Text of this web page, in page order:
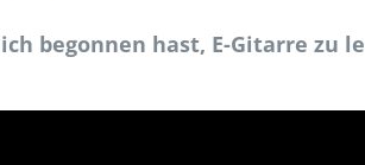
begonnen hast, E-Gitarre zu